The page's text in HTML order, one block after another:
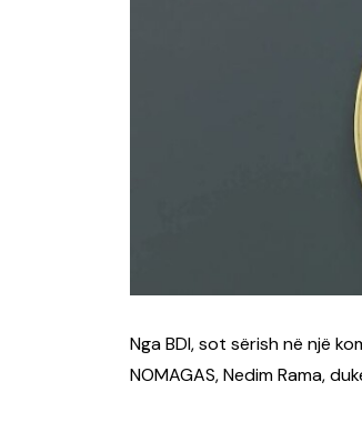
Nga BDI, sot sërish në një
NOMAGAS, Nedim Rama,